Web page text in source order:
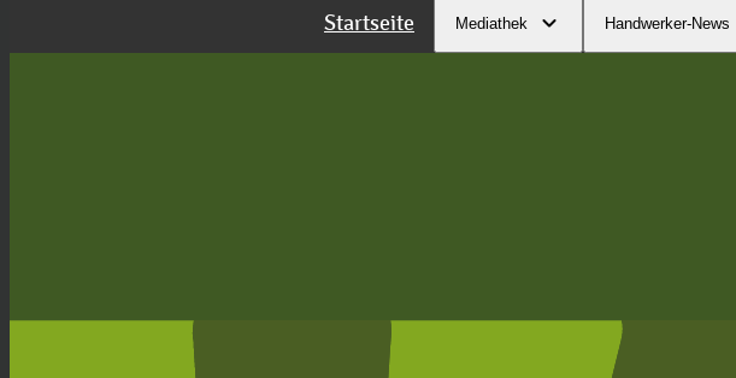
Startseite Mediathek Handwerker-News